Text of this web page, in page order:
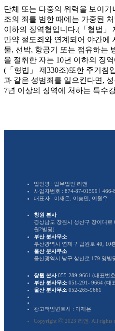
단체 또는 다중의 위력을 보이
조의 죄를 범한 때에는 가중된
이하의 징역형입니다.(「형법」
만약 절도죄와 연계되어 야간에
물, 선박, 항공기 또는 점유하는
을 절취한 자는 10년 이하의 징
(「형법」 제330조)또한 주거침
과 같은 성범죄를 일으킨다면,
7년 이상의 징역에 처하는 특수
법인명 : 법무법인 리앤
사업자번호 : 874-87-01599
466-
대표자 : 이재은, 이승민, 이원우
창원 본사
경상남도 창원시 성산구 창이대
원2빌딩)
부산 분사무소
부산광역시 연제구 법원로 40, 10
울산 분사무소
울산광역시 남구 삼산로 179 영빌
창원 본사055-289-9661 (대표번
부산 분사무소051-291- 9664 (대
울산 분사무소052-265-9661
광고책임변호사 : 이재은
Copyright ⓒ 2023 리앤. All rights